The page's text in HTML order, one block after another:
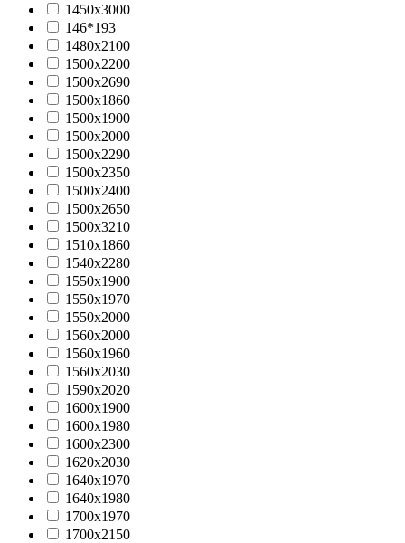
1450х3000
146*193
1480x2100
1500x2200
1500x2690
1500х1860
1500х1900
1500х2000
1500х2290
1500х2350
1500х2400
1500х2650
1500х3210
1510х1860
1540х2280
1550х1900
1550х1970
1550х2000
1560x2000
1560х1960
1560х2030
1590х2020
1600х1900
1600х1980
1600х2300
1620х2030
1640х1970
1640х1980
1700х1970
1700х2150